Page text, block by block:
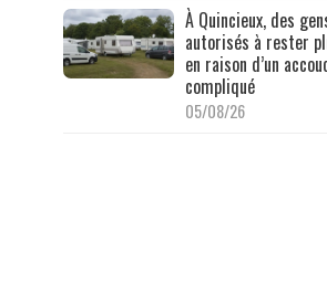
À Quincieux, des
autorisés à rester
en raison d’un
compliqué
05/08/26